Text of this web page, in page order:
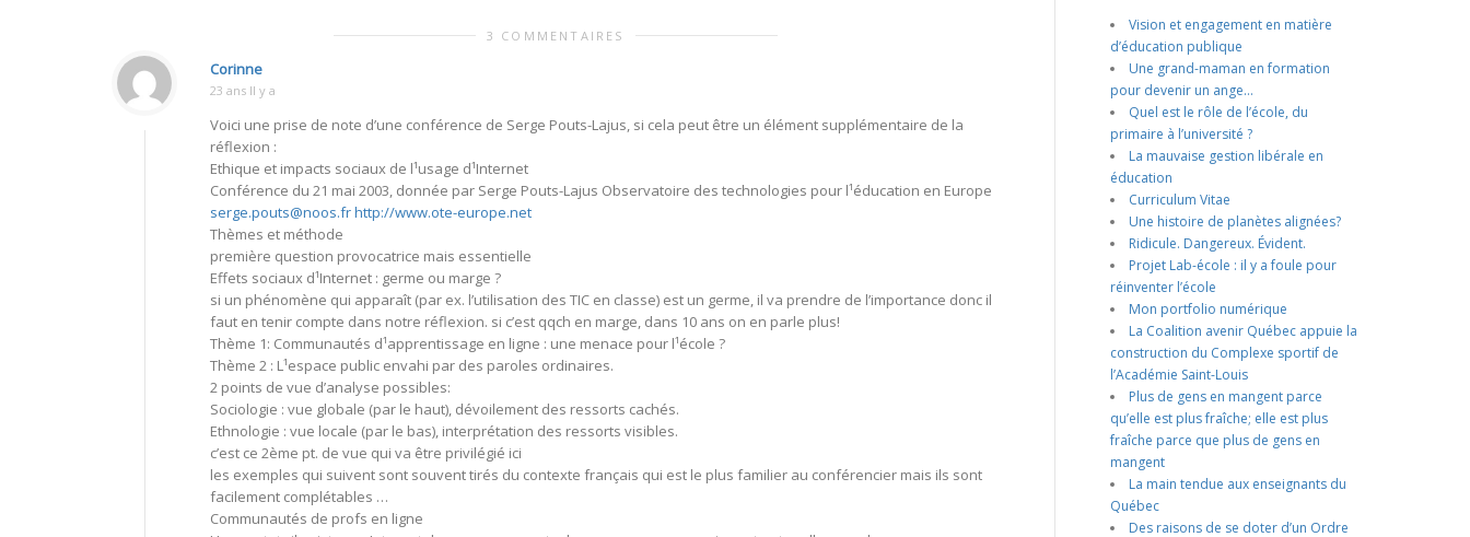
3 COMMENTAIRES
Corinne
23 ans Il y a
Voici une prise de note d’une conférence de Serge Pouts-Lajus, si cela peut être un élément supplémentaire de la
réflexion :
Ethique et impacts sociaux de l¹usage d¹Internet
Conférence du 21 mai 2003, donnée par Serge Pouts-Lajus Observatoire des technologies pour l¹éducation en Europe
serge.pouts@noos.frhttp://www.ote-europe.net
Thèmes et méthode
première question provocatrice mais essentielle
Effets sociaux d¹Internet : germe ou marge ?
si un phénomène qui apparaît (par ex. l’utilisation des TIC en classe) est un germe, il va prendre de l’importance donc il
faut en tenir compte dans notre réflexion. si c’est qqch en marge, dans 10 ans on en parle plus!
Thème 1: Communautés d¹apprentissage en ligne : une menace pour l¹école ?
Thème 2 : L¹espace public envahi par des paroles ordinaires.
2 points de vue d’analyse possibles:
Sociologie : vue globale (par le haut), dévoilement des ressorts cachés.
Ethnologie : vue locale (par le bas), interprétation des ressorts visibles.
c’est ce 2ème pt. de vue qui va être privilégié ici
les exemples qui suivent sont souvent tirés du contexte français qui est le plus familier au conférencier mais ils sont
facilement complétables …
Communautés de profs en ligne
Vision et engagement en matière
d’éducation publique
Une grand-maman en formation
pour devenir un ange…
Quel est le rôle de l’école, du
primaire à l’université ?
La mauvaise gestion libérale en
éducation
Curriculum Vitae
Une histoire de planètes alignées?
Ridicule. Dangereux. Évident.
Projet Lab-école : il y a foule pour
réinventer l’école
Mon portfolio numérique
La Coalition avenir Québec appuie la
construction du Complexe sportif de
l’Académie Saint-Louis
Plus de gens en mangent parce
qu’elle est plus fraîche; elle est plus
fraîche parce que plus de gens en
mangent
La main tendue aux enseignants du
Québec
Des raisons de se doter d’un Ordre